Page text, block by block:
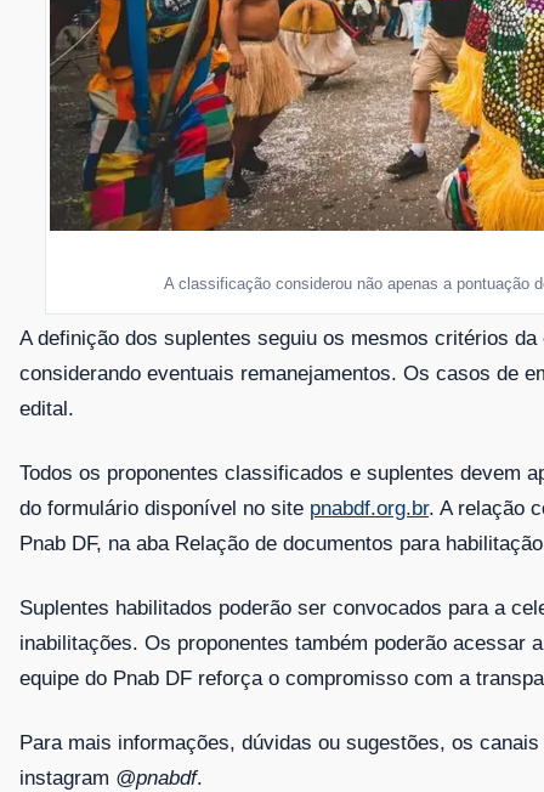
A classificação considerou não apenas a pontuação
A definição dos suplentes seguiu os mesmos critérios
considerando eventuais remanejamentos. Os casos de
edital.
Todos os proponentes classificados e suplentes devem
do formulário disponível no site pnabdf.org.br. A relação
Pnab DF, na aba Relação de documentos para
Suplentes habilitados poderão ser convocados para a
inabilitações. Os proponentes também poderão acessar
equipe do Pnab DF reforça o compromisso com a
Para mais informações, dúvidas ou sugestões, os
instagram @pnabdf.